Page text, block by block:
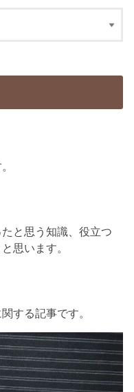
と思う知識、役立つ
思います。
する記事です。